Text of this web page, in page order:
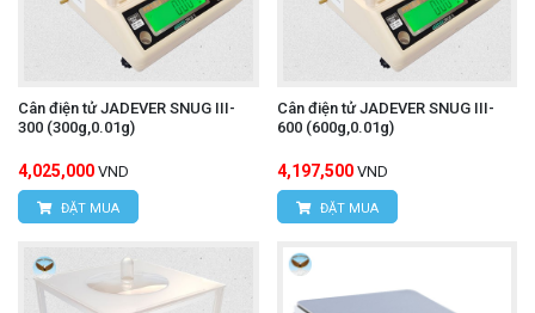
Cân điện tử JADEVER SNUG III-
300 (300g,0.01g)
4,025,000 VND
ĐẶT MUA
Cân điện tử JADEVER SNUG III-
600 (600g,0.01g)
4,197,500 VND
ĐẶT MUA